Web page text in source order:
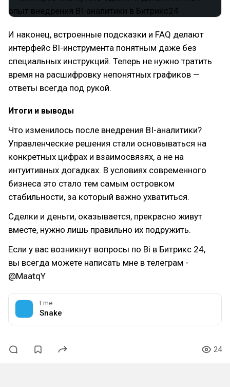
И наконец, встроенные подсказки и FAQ делают
интерфейс BI-инструмента понятным даже без
специальных инструкций. Теперь не нужно тратить
время на расшифровку непонятных графиков —
ответы всегда под рукой.
Итоги и выводы
Что изменилось после внедрения BI-аналитики?
Управленческие решения стали основываться на
конкретных цифрах и взаимосвязях, а не на
интуитивных догадках. В условиях современного
бизнеса это стало тем самым островком
стабильности, за который важно ухватиться.
Сделки и деньги, оказывается, прекрасно живут
вместе, нужно лишь правильно их подружить.
Если у вас возникнут вопросы по Bi в Битрикс 24,
вы всегда можете написать мне в телеграм -
@MaatqY
t.me
Snake
24